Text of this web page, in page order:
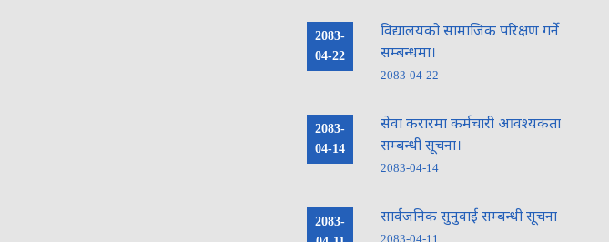
2083-
04-22
विद्यालयको सामाजिक परिक्षण गर्ने
सम्बन्धमा।
2083-04-22
2083-
04-14
सेवा करारमा कर्मचारी आवश्यकता
सम्बन्धी सूचना।
2083-04-14
2083-
सार्वजनिक सुनुवाई सम्बन्धी सूचना
2083-04-11